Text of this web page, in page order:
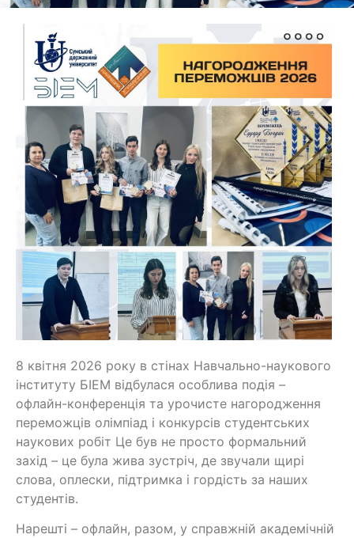
8 квітня 2026 року в стінах Навчально-наукового
інституту БІЕМ відбулася особлива подія –
офлайн-конференція та урочисте нагородження
переможців олімпіад і конкурсів студентських
наукових робіт Це був не просто формальний
захід – це була жива зустріч, де звучали щирі
слова, оплески, підтримка і гордість за наших
студентів.
Нарешті – офлайн, разом, у справжній академічній